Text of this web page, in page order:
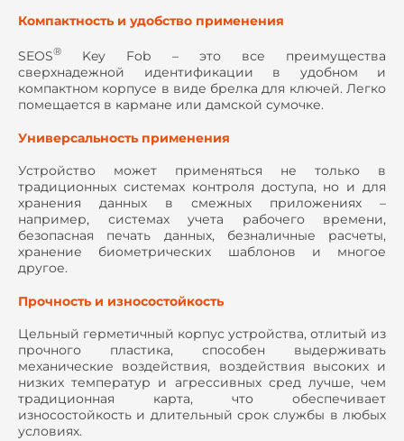
Компактность и удобство применения
SEOS®
Key Fob – это все преимущества
сверхнадежной идентификации в удобном и
компактном корпусе в виде брелка для ключей. Легко
помещается в кармане или дамской сумочке.
Универсальность применения
Устройство может применяться не только в
традиционных системах контроля доступа, но и для
хранения данных в смежных приложениях –
например, системах учета рабочего времени,
безопасная печать данных, безналичные расчеты,
хранение биометрических шаблонов и многое
другое.
Прочность и износостойкость
Цельный герметичный корпус устройства, отлитый из
прочного пластика, способен выдерживать
механические воздействия, воздействия высоких и
низких температур и агрессивных сред лучше, чем
традиционная карта, что обеспечивает
износостойкость и длительный срок службы в любых
условиях.